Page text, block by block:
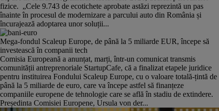
fizice. „Cele 9.743 de ecotichete aprobate astăzi reprezintă un pas
înainte în procesul de modernizare a parcului auto din România și
încurajează adoptarea unor soluții...
Mega-fondul Scaleup Europe, de până la 5 miliarde EUR, începe să
investească în companii tech
Comisia Europeană a anunțat, marți, într-un comunicat transmis
comunității antreprenoriale StartupCafe, că a finalizat etapele juridice
pentru instituirea Fondului Scaleup Europe, cu o valoare totală-țintă de
până la 5 miliarde de euro, care va începe astfel să finanțeze
companiile europene de tehnologie care se află în stadiu de extindere.
Președinta Comisiei Europene, Ursula von der...